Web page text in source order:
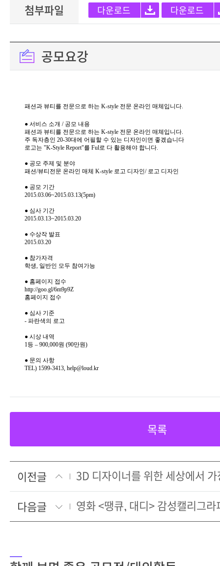
첨부파일
다운로드 다운로드
공모요강
패션과 뷰티를 전문으로 하는 K-style 전문 온라인 매체입니다.
● 서비스 소개 / 공모 내용
패션과 뷰티를 전문으로 하는 K-style 전문 온라인 매체입니다.
주 독자층인 20-30대에 어필할 수 있는 디자인이면 좋겠습니다
로고는 "K-Style Report"를 Ful로 다 활용해야 합니다.
● 공모 주제 및 분야
패션/뷰티전문 온라인 매체 K-style 로고 디자인/ 로고 디자인
● 공모 기간
2015.03.06~2015.03.13(5pm)
● 심사 기간
2015.03.13~2015.03.20
● 수상작 발표
2015.03.20
● 참가자격
학생, 일반인 모두 참여가능
● 홈페이지 접수
http://goo.gl/6m9p9Z
홈페이지 접수
● 심사 기준
- 파란색의 로고
● 시상 내역
1등 – 900,000원 (90만원)
● 문의 사항
TEL) 1599-3413, help@loud.kr
목록
이전글
3D 디자이너를 위한 세상에서
다음글
영화 <땡큐, 대디> 감성캘리그라